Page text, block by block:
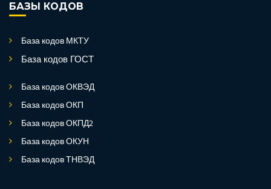
БАЗЫ КОДОВ
База кодов МКТУ
База кодов ГОСТ
База кодов ОКВЭД
База кодов ОКП
База кодов ОКПД2
База кодов ОКУН
База кодов ТНВЭД